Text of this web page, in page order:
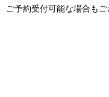
ご予約受付可能な場合も